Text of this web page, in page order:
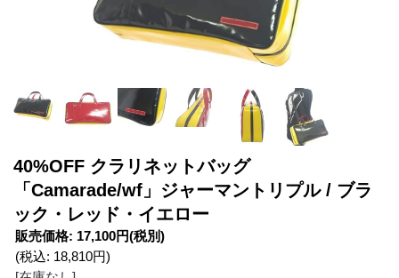
40%OFF クラリネットバッグ
「Camarade/wf」ジャーマントリプル / ブラ
ック・レッド・イエロー
販売価格: 17,100円(税別)
(税込: 18,810円)